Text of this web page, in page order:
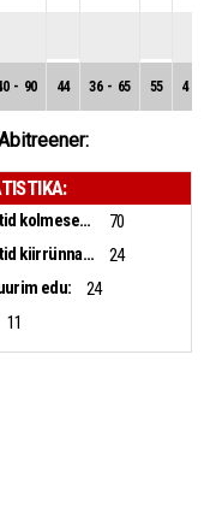
- 90 44 36 - 65 55 4
Punktid kolmesekundialast:
70
Punktid kiirrünnakust:
24
edu:
24
11